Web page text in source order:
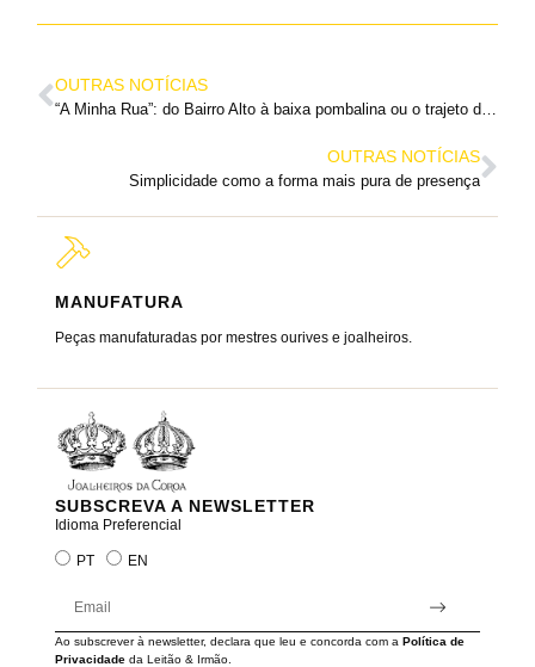
OUTRAS NOTÍCIAS
“A Minha Rua”: do Bairro Alto à baixa pombalina ou o trajeto de 20 minutos para conhecer melhor
OUTRAS NOTÍCIAS
Simplicidade como a forma mais pura de presença
MANUFATURA
Peças manufaturadas por mestres ourives e joalheiros.
SUBSCREVA A NEWSLETTER
Idioma Preferencial
PT EN
Ao subscrever à newsletter, declara que leu e concorda com aPolítica de
Privacidade da Leitão & Irmão.